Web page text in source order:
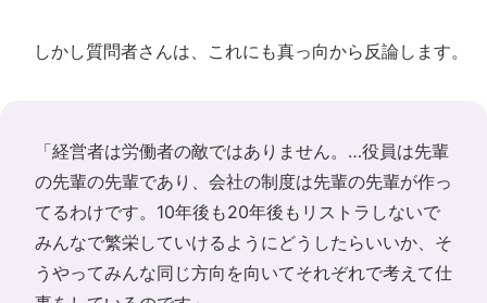
しかし質問者さんは、これにも真っ向から反論します。
「経営者は労働者の敵ではありません。…役員は先輩
の先輩の先輩であり、会社の制度は先輩の先輩が作っ
てるわけです。10年後も20年後もリストラしないで
みんなで繁栄していけるようにどうしたらいいか、そ
うやってみんな同じ方向を向いてそれぞれで考えて仕